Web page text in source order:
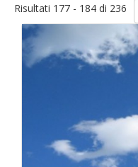
Risultati 177 - 184 di 236